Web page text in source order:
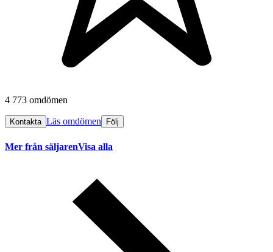
4 773 omdömen
Kontakta Läs omdömen Följ
Mer från säljarenVisa alla